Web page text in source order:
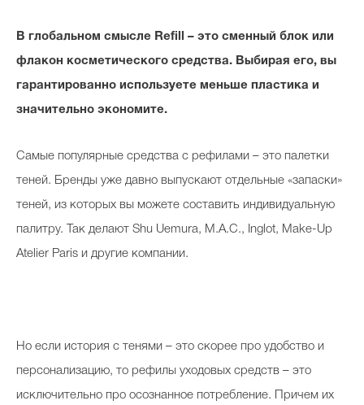
В глобальном смысле Refill – это сменный блок или
флакон косметического средства. Выбирая его, вы
гарантированно используете меньше пластика и
значительно экономите.
Самые популярные средства с рефилами – это палетки
теней. Бренды уже давно выпускают отдельные «запаски»
теней, из которых вы можете составить индивидуальную
палитру. Так делают Shu Uemura, M.A.C., Inglot, Make-Up
Atelier Paris и другие компании.
Но если история с тенями – это скорее про удобство и
персонализацию, то рефилы уходовых средств – это
исключительно про осознанное потребление. Причем их